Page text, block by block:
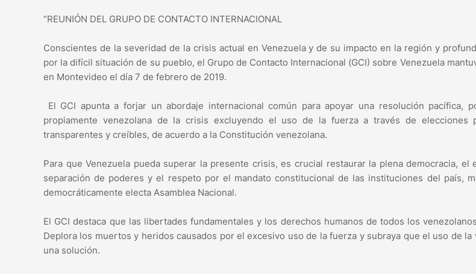
“REUNIÓN DEL GRUPO DE CONTACTO INTERNACIONAL
Conscientes de la severidad de la crisis actual en Venezuela y de su impacto en la región y
por la difícil situación de su pueblo, el Grupo de Contacto Internacional (GCI) sobre Venezuela
en Montevideo el día 7 de febrero de 2019.
El GCI apunta a forjar un abordaje internacional común para apoyar una resolución pacífica,
propiamente venezolana de la crisis excluyendo el uso de la fuerza a través de elecciones
transparentes y creíbles, de acuerdo a la Constitución venezolana.
Para que Venezuela pueda superar la presente crisis, es crucial restaurar la plena democracia, el
separación de poderes y el respeto por el mandato constitucional de las instituciones del país,
democráticamente electa Asamblea Nacional.
El GCI destaca que las libertades fundamentales y los derechos humanos de todos los
Deplora los muertos y heridos causados por el excesivo uso de la fuerza y subraya que el uso de la
una solución.